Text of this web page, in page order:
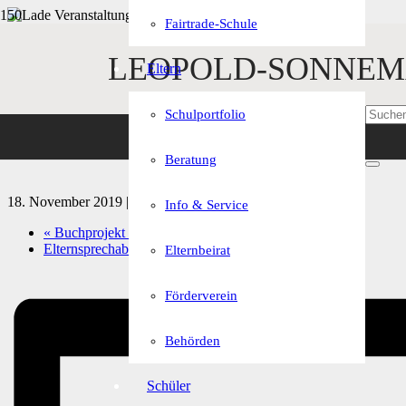
LEOPOLD-
Fairtrade-Schule
Eltern
Schulportfolio
Beratung
Info & Service
Elternbeirat
Förderverein
Behörden
Schüler
Diese Veranstaltung hat bereits stattgefunden.
Kernwoche
18. November 2019 | 9:45 -22. November 2019 | 13:00
« Buchprojekt Stiftung Lesen für 5. & 6. Klassen
Elternsprechabend für 5./8./9. Klassen